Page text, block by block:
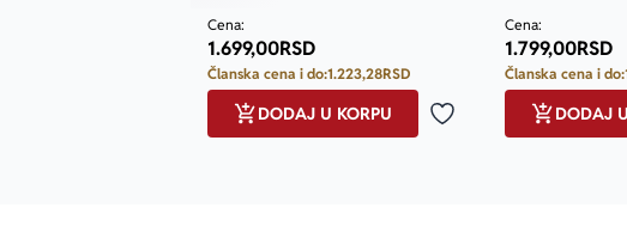
Cena:
1.699,00RSD
Članska cena i do:1.223,28RSD
Dodaj u omiljene
DODAJ U KORPU
Cena:
1.799,00RSD
Članska cena i do:
DODAJ